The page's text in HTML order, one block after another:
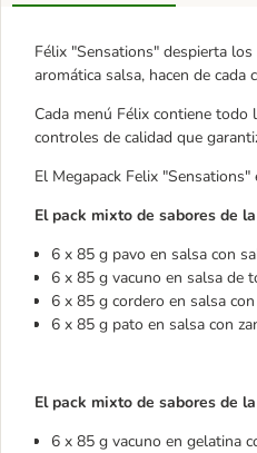
Félix "Sensations" despierta
aromática salsa, hacen de
Cada menú Félix contiene
controles de calidad que
El Megapack Felix
El pack mixto de sabores de
6 x 85 g pavo en salsa con
6 x 85 g vacuno en salsa de
6 x 85 g cordero en salsa
6 x 85 g pato en salsa con
El pack mixto de sabores de
6 x 85 g vacuno en gelatina